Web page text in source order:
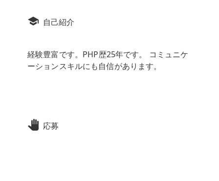
自己紹介
経験豊富です。PHP歴25年です。 コミュニケ
ーションスキルにも自信があります。
応募